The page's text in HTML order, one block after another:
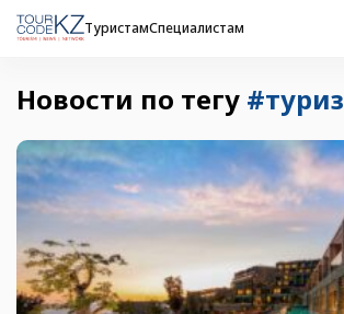
ТуристамСпециалистам
Новости по тегу